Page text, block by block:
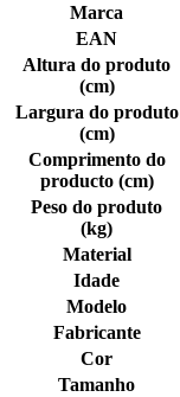
Marca
EAN
Altura do produto
(cm)
Largura do produto
(cm)
Comprimento do
producto (cm)
Peso do produto
(kg)
Material
Idade
Modelo
Fabricante
Cor
Tamanho